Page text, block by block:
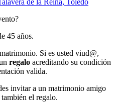
de la Reina, Toledo
45 años.
Si es usted viud@,
regaloacreditando su condición
valida.
invitar a un matrimonio amigo
el regalo.